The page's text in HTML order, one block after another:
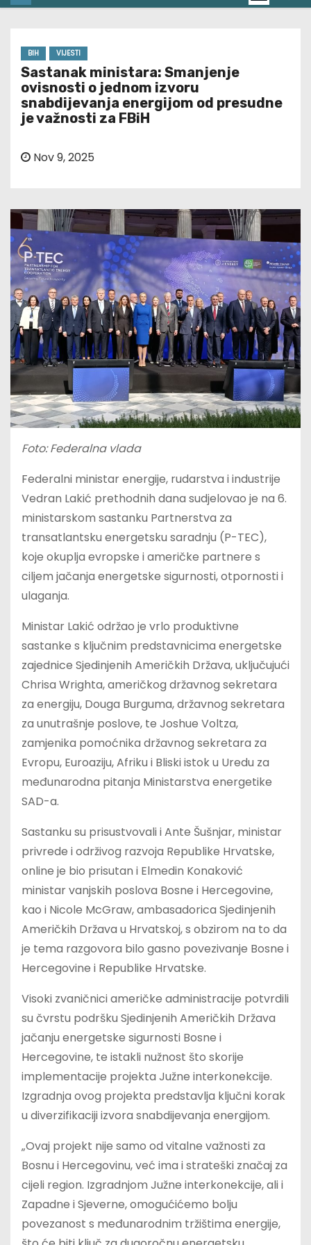
BIH VIJESTI
Sastanak ministara: Smanjenje
ovisnosti o jednom izvoru
snabdijevanja energijom od presudne
je važnosti za FBiH
Nov 9, 2025
Foto: Federalna vlada
Federalni ministar energije, rudarstva i industrije
Vedran Lakić prethodnih dana sudjelovao je na 6.
ministarskom sastanku Partnerstva za
transatlantsku energetsku saradnju (P-TEC),
koje okuplja evropske i američke partnere s
ciljem jačanja energetske sigurnosti, otpornosti i
ulaganja.
Ministar Lakić održao je vrlo produktivne
sastanke s ključnim predstavnicima energetske
zajednice Sjedinjenih Američkih Država, uključujući
Chrisa Wrighta, američkog državnog sekretara
za energiju, Douga Burguma, državnog sekretara
za unutrašnje poslove, te Joshue Voltza,
zamjenika pomoćnika državnog sekretara za
Evropu, Euroaziju, Afriku i Bliski istok u Uredu za
međunarodna pitanja Ministarstva energetike
SAD-a.
Sastanku su prisustvovali i Ante Šušnjar, ministar
privrede i održivog razvoja Republike Hrvatske,
online je bio prisutan i Elmedin Konaković
ministar vanjskih poslova Bosne i Hercegovine,
kao i Nicole McGraw, ambasadorica Sjedinjenih
Američkih Država u Hrvatskoj, s obzirom na to da
je tema razgovora bilo gasno povezivanje Bosne i
Hercegovine i Republike Hrvatske.
Visoki zvaničnici američke administracije potvrdili
su čvrstu podršku Sjedinjenih Američkih Država
jačanju energetske sigurnosti Bosne i
Hercegovine, te istakli nužnost što skorije
implementacije projekta Južne interkonekcije.
Izgradnja ovog projekta predstavlja ključni korak
u diverzifikaciji izvora snabdijevanja energijom.
„Ovaj projekt nije samo od vitalne važnosti za
Bosnu i Hercegovinu, već ima i strateški značaj za
cijeli region. Izgradnjom Južne interkonekcije, ali i
Zapadne i Sjeverne, omogućićemo bolju
povezanost s međunarodnim tržištima energije,